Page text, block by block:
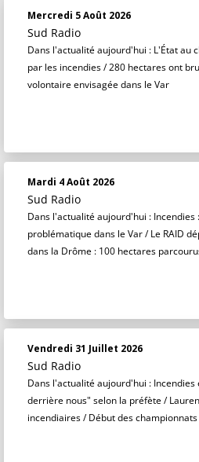
Mercredi 5 Août 2026
Sud Radio
Dans l'actualité aujourd'hui : L'État au
par les incendies / 280 hectares ont
volontaire envisagée dans le Var
Mardi 4 Août 2026
Sud Radio
Dans l'actualité aujourd'hui :
problématique dans le Var / Le RAID
dans la Drôme : 100 hectares
Vendredi 31 Juillet 2026
Sud Radio
Dans l'actualité aujourd'hui : Incendies
derrière nous" selon la préfète /
incendiaires / Début des